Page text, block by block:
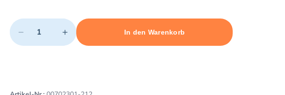
Quantity
− +
Minimum quantity: 1 Maximum quantity: 3
In den Warenkorb
Add 1 item to cart